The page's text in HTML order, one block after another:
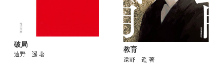
破局
遠野 遥 著
教育
遠野 遥 著